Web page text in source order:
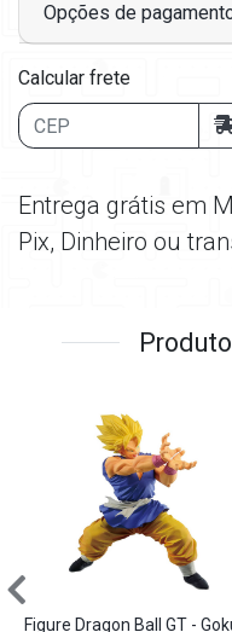
Opções de
Calcular frete
Entrega grátis em
Pix, Dinheiro ou
Figure Dragon Ball GT -